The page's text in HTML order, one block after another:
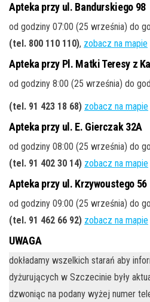
Apteka przy ul. Bandurskiego 98
od godziny 07:00 (25 września) do
(tel. 800 110 110), zobacz na mapie
Apteka przy Pl. Matki Teresy z
od godziny 8:00 (25 września) do
(tel. 91 423 18 68) zobacz na mapie
Apteka przy ul. E. Gierczak 32A
od godziny 08:00 (25 września) do
(tel. 91 402 30 14) zobacz na mapie
Apteka przy ul. Krzywoustego 56
od godziny 09:00 (25 września) do
(tel. 91 462 66 92) zobacz na mapie
UWAGA
dokładamy wszelkich starań aby
dyżurujących w Szczecinie były
dzwoniąc na podany wyżej numer